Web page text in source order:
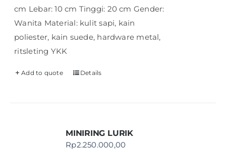
cm Lebar: 10 cm Tinggi: 20 cm Gender:
Wanita Material: kulit sapi, kain
poliester, kain suede, hardware metal,
ritsleting YKK
Add to quote Details
MINIRING LURIK
Rp2.250.000,00